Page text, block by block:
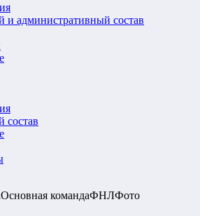
и административный состав
состав
Основная командаФНЛФото